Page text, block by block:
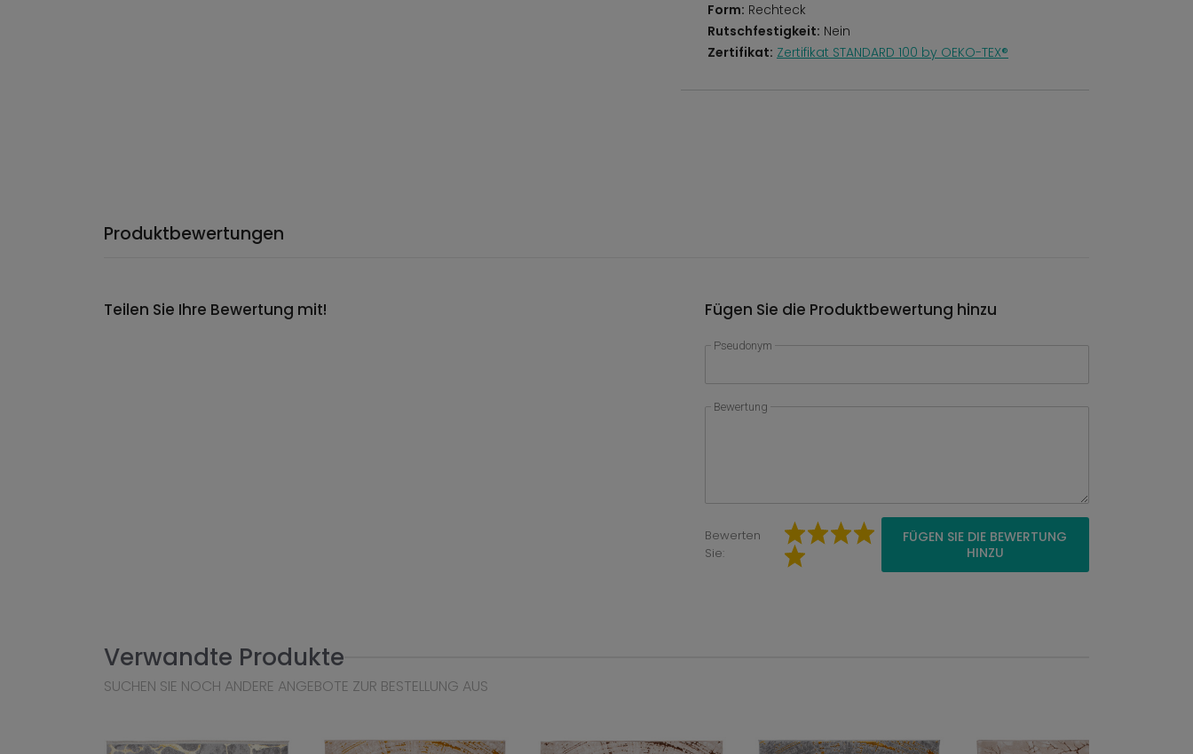
Form: Rechteck
Rutschfestigkeit: Nein
Zertifikat: Zertifikat STANDARD 100 by OEKO-TEX®
Produktbewertungen
Teilen Sie Ihre Bewertung mit! Fügen Sie die Produktbewertung hinzu
Pseudonym
Bewertung
Bewerten
Sie:
FÜGEN SIE DIE BEWERTUNG
HINZU
Verwandte Produkte
SUCHEN SIE NOCH ANDERE ANGEBOTE ZUR BESTELLUNG AUS